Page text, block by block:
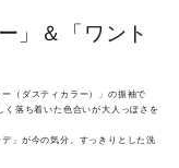
」＆「ワント
（ダスティカラー）」の振袖で
落ち着いた色合いが大人っぽさを
」が今の気分。すっきりとした洗